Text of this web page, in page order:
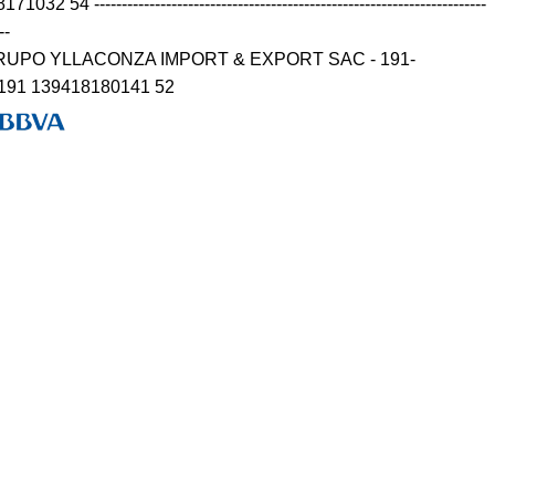
54 -----------------------------------------------------------------------
YLLACONZA IMPORT & EXPORT SAC - 191-
139418180141 52